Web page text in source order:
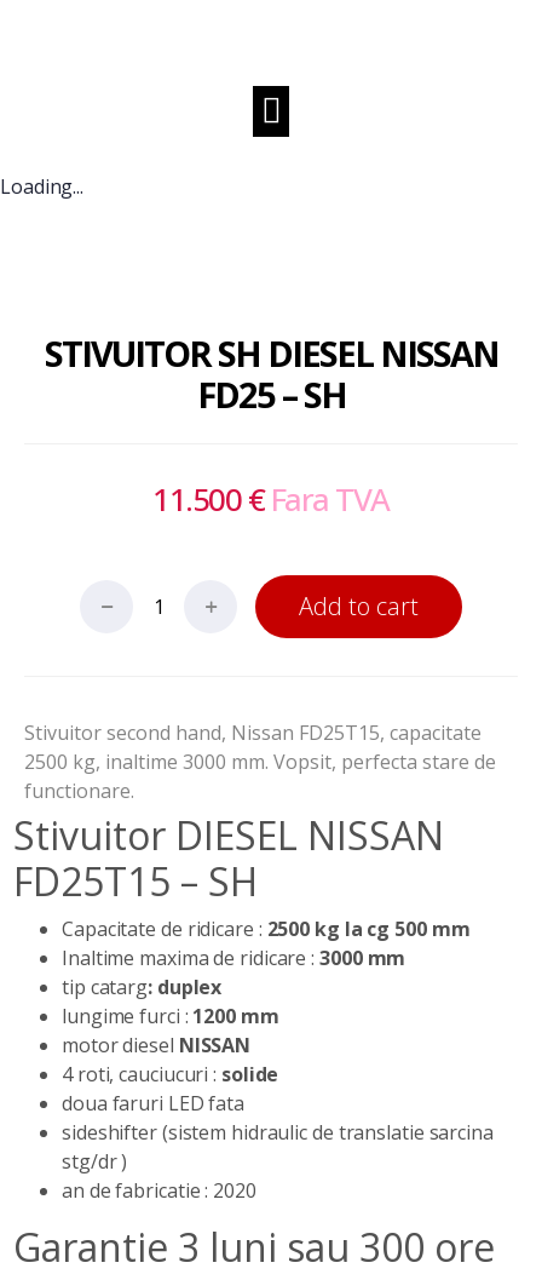
Loading...
STIVUITOR SH DIESEL NISSAN
FD25 – SH
11.500€Fara TVA
Add to cart
Stivuitor second hand, Nissan FD25T15, capacitate
2500 kg, inaltime 3000 mm. Vopsit, perfecta stare de
functionare.
Stivuitor DIESEL NISSAN
FD25T15 – SH
Capacitate de ridicare : 2500 kg la cg 500 mm
Inaltime maxima de ridicare : 3000 mm
tip catarg: duplex
lungime furci : 1200 mm
motor diesel NISSAN
4 roti, cauciucuri : solide
doua faruri LED fata
sideshifter (sistem hidraulic de translatie sarcina
stg/dr )
an de fabricatie : 2020
Garantie 3 luni sau 300 ore